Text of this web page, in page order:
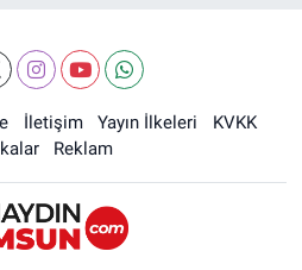
İletişim Yayın İlkeleri
KVKK
Reklam